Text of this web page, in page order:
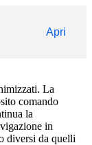
Apri
La
comando
la
in
diversi da quelli